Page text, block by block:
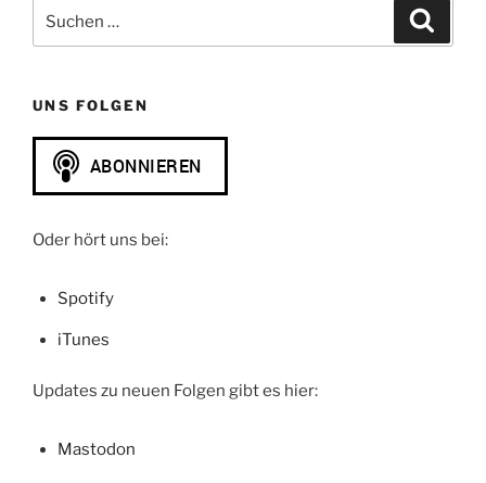
nach:
UNS FOLGEN
Oder hört uns bei:
Spotify
iTunes
Updates zu neuen Folgen gibt es hier:
Mastodon